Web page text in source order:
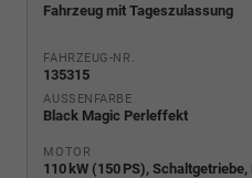
Fahrzeug mit Tageszulassung
FAHRZEUG-NR.
135315
AUSSENFARBE
Black Magic Perleffekt
MOTOR
110 kW (150 PS),